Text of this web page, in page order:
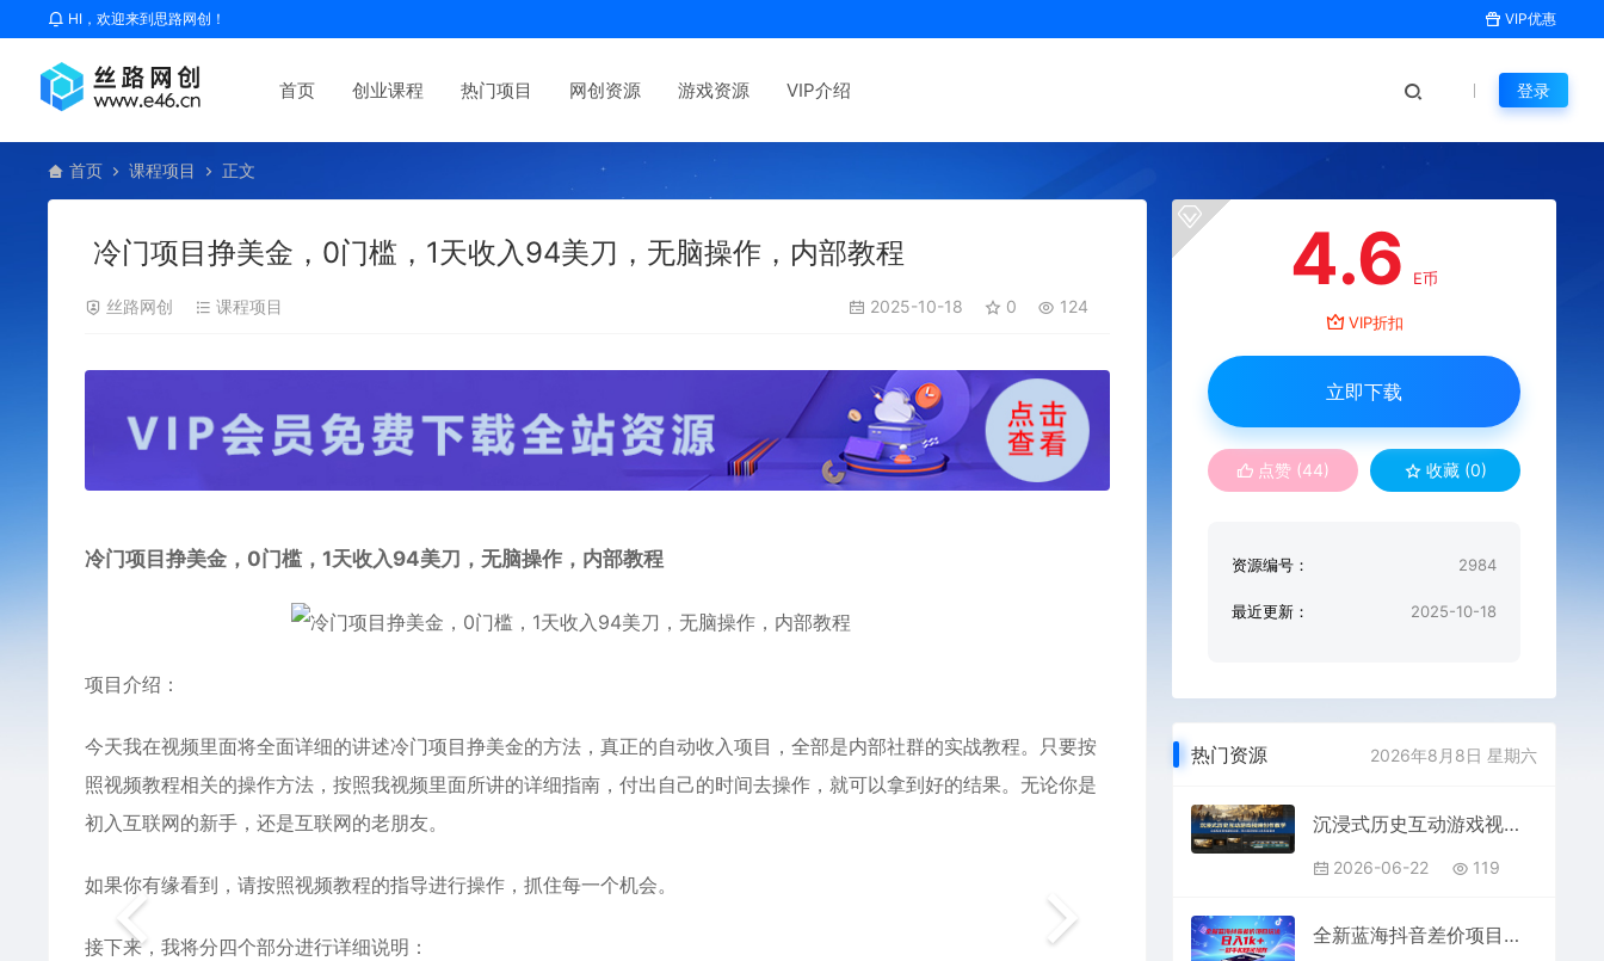
HI，欢迎来到思路网创！ VIP优惠
首页 创业课程 热门项目 网创资源 游戏资源 VIP介绍 登录
首页 课程项目 正文
冷门项目挣美金，0门槛，1天收入94美刀，无脑操作，内部教程
丝路网创 课程项目 2025-10-18 0 124
冷门项目 挣美金，0门槛，1天收入94美刀，无脑操作，内部教程
项目介绍：
今天我在视频里面将全面详细的讲述冷门项目挣美金的方法，真正的自动收入项目，全部是内部社群的实战教程。只要按
照视频教程相关的操作方法，按照我视频里面所讲的详细指南，付出自己的时间去操作，就可以拿到好的结果。无论你是
初入互联网的新手，还是互联网的老朋友。
如果你有缘看到，请按照视频教程的指导进行操作，抓住每一个机会。
接下来，我将分四个部分进行详细说明：
4.6 E币
VIP折扣
立即下载
点赞 (44) 收藏 (0)
资源编号： 2984
最近更新： 2025-10-18
热门资源 2026年8月8日 星期六
沉浸式历史互动游戏视频创作教学：文案配音剪辑蒙版实操，附AI画质修复工具配套素材
2026-06-22 119
全新蓝海抖音差价项目玩法，日入1k+，一部手机即可操作【揭秘】